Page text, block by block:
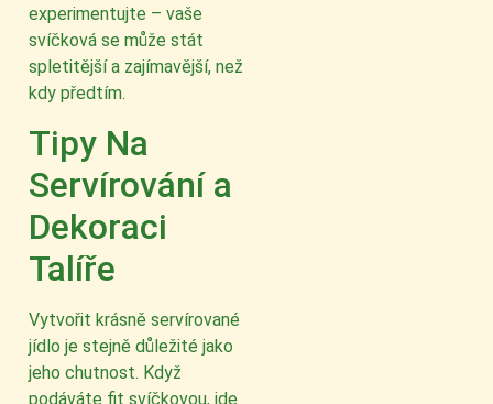
experimentujte – vaše
svíčková se může stát
spletitější a zajímavější, než
kdy předtím.
Tipy Na
Servírování a
Dekoraci
Talíře
Vytvořit krásně servírované
jídlo je stejně důležité jako
jeho chutnost. Když
podáváte fit svíčkovou, jde